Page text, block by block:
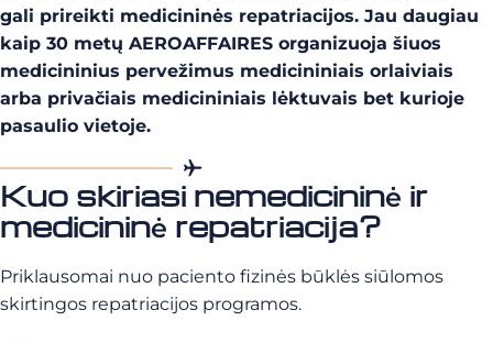
gali prireikti medicininės repatriacijos. Jau daugiau
kaip 30 metų AEROAFFAIRES organizuoja šiuos
medicininius pervežimus medicininiais orlaiviais
arba privačiais medicininiais lėktuvais bet kurioje
pasaulio vietoje.
Kuo skiriasi nemedicininė ir
medicininė repatriacija?
Priklausomai nuo paciento fizinės būklės siūlomos
skirtingos repatriacijos programos.